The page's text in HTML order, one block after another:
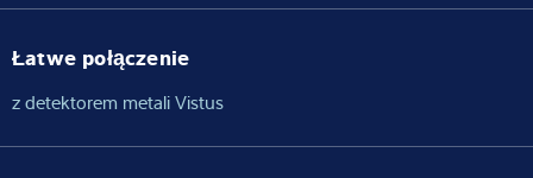
Łatwe połączenie
z detektorem metali Vistus